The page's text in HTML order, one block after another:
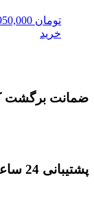
تومان
خرید
ضمانت برگشت
پشتیبانی 24 ساعته